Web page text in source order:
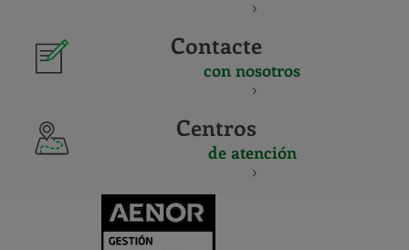
Contacte
con nosotros
Centros
de atención